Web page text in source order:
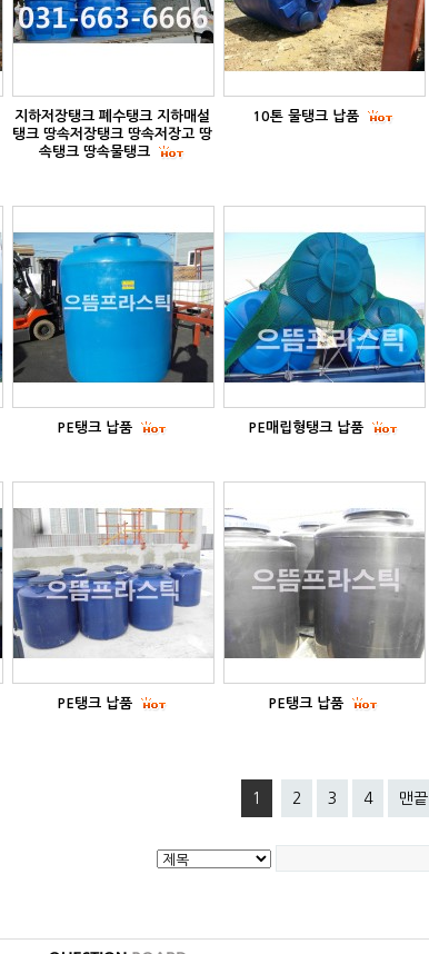
지하저장탱크 폐수탱크 지하매설
탱크 땅속저장탱크 땅속저장고 땅
속탱크 땅속물탱크
10톤 물탱크 납품
PE탱크 납품 PE매립형탱크 납품
PE탱크 납품 PE탱크 납품
1 2 3 4 맨끝